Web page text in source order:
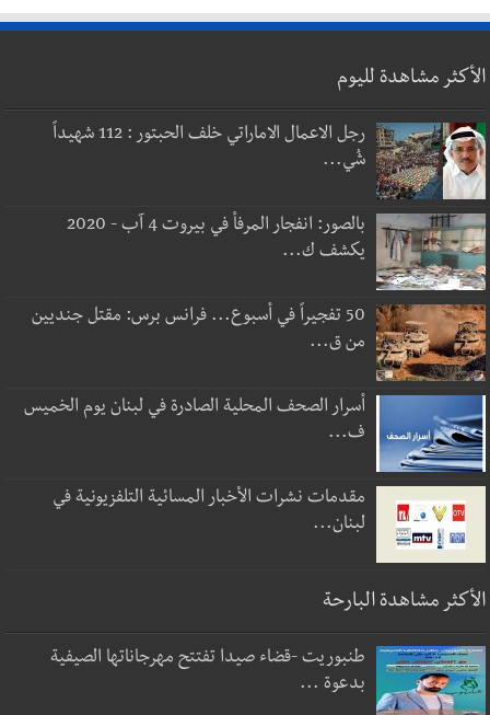
الأكثر مشاهدة لليوم
رجل الاعمال الاماراتي خلف الحبتور : 112 شهيداً
شُي...
بالصور: انفجار المرفأ في بيروت 4 آب - 2020
يكشف ك...
50 تفجيراً في أسبوع... فرانس برس: مقتل جنديين
من ق...
أسرار الصحف المحلية الصادرة في لبنان يوم الخميس
ف...
مقدمات نشرات الأخبار المسائية التلفزيونية في
لبنان...
الأكثر مشاهدة البارحة
طنبوريت -قضاء صيدا تفتتح مهرجاناتها الصيفية
بدعوة ...